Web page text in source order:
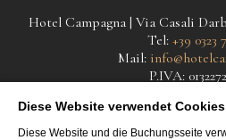
Hotel Campagna | Via Casali
Tel: +39 0323
Mail:
P.IVA:
kontakte
Diese Website verwendet Cookies
Diese Website und die Buchungsseite